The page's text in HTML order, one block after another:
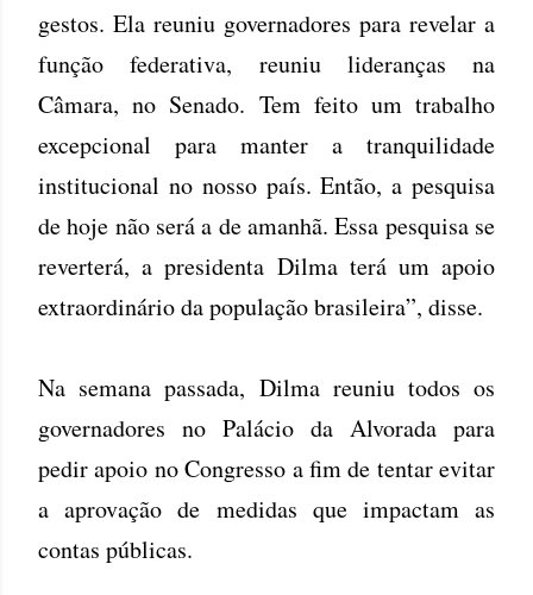
gestos. Ela reuniu governadores para revelar a
função federativa, reuniu lideranças na
Câmara, no Senado. Tem feito um trabalho
excepcional para manter a tranquilidade
institucional no nosso país. Então, a pesquisa
de hoje não será a de amanhã. Essa pesquisa se
reverterá, a presidenta Dilma terá um apoio
extraordinário da população brasileira”, disse.
Na semana passada, Dilma reuniu todos os
governadores no Palácio da Alvorada para
pedir apoio no Congresso a fim de tentar evitar
a aprovação de medidas que impactam as
contas públicas.